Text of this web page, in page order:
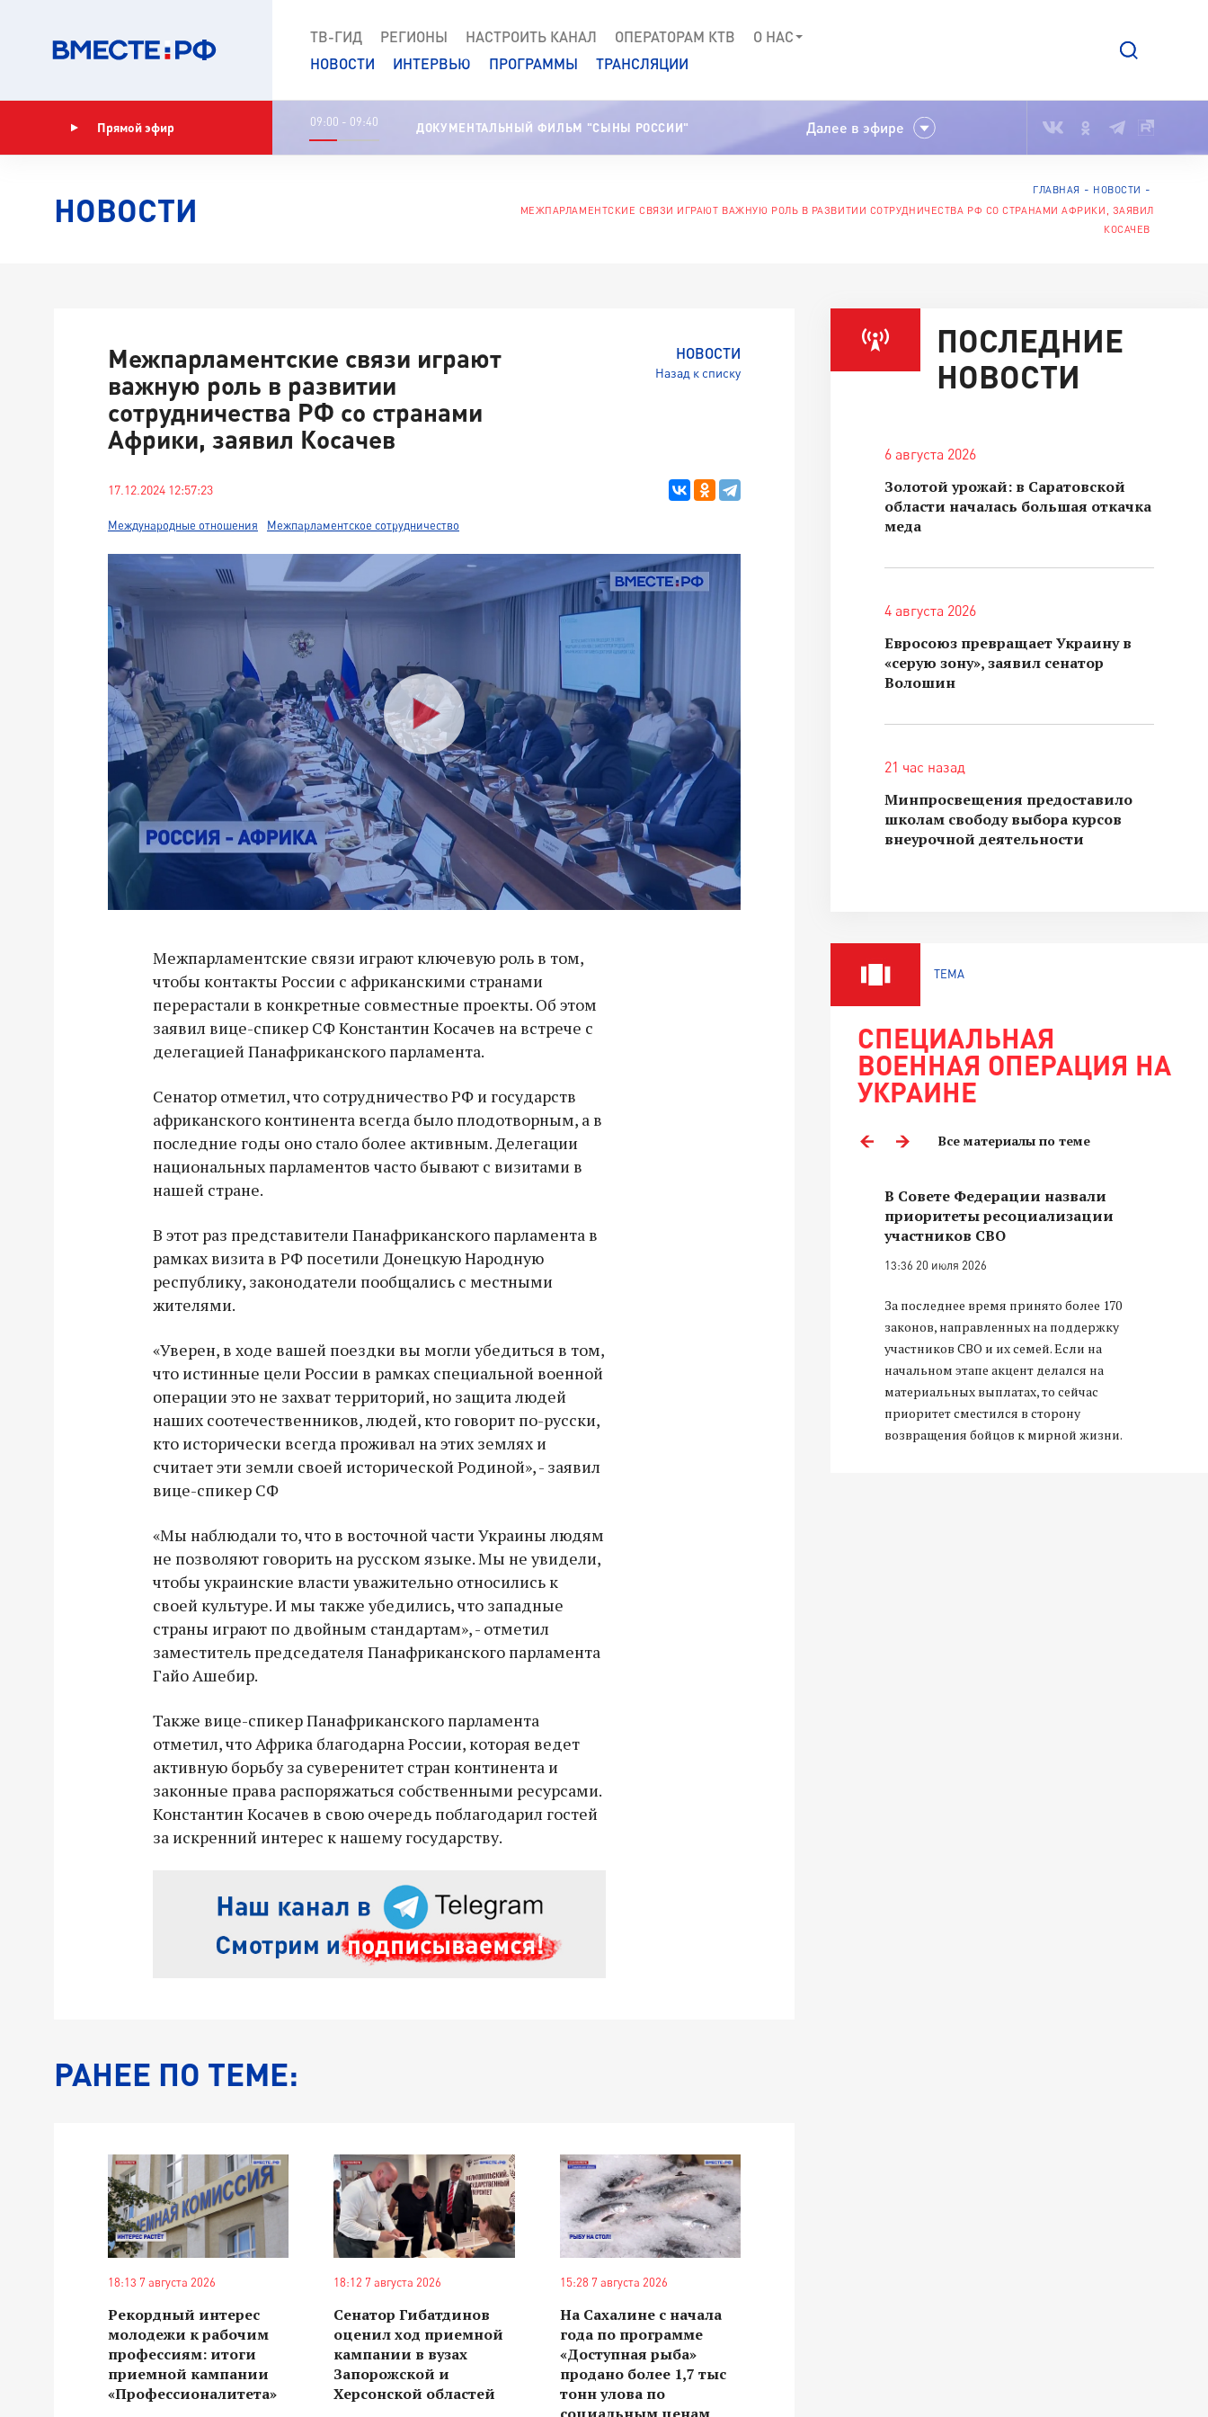
ТВ-ГИД РЕГИОНЫ НАСТРОИТЬ КАНАЛ ОПЕРАТОРАМ КТВ
О НАС
НОВОСТИ
ИНТЕРВЬЮ ПРОГРАММЫ ТРАНСЛЯЦИИ
Прямой эфир 09:00 - 09:40 ДОКУМЕНТАЛЬНЫЙ ФИЛЬМ "СЫНЫ РОССИИ" Далее в эфире
НОВОСТИ
ГЛАВНАЯ
НОВОСТИ
МЕЖПАРЛАМЕНТСКИЕ СВЯЗИ ИГРАЮТ ВАЖНУЮ РОЛЬ В РАЗВИТИИ СОТРУДНИЧЕСТВА РФ СО СТРАНАМИ АФРИКИ, ЗАЯВИЛ
КОСАЧЕВ
НОВОСТИ
Назад к списку
Межпарламентские связи играют
важную роль в развитии
сотрудничества РФ со странами
Африки, заявил Косачев
17.12.2024 12:57:23
Международные отношения Межпарламентское сотрудничество
Межпарламентские связи играют ключевую роль в том,
чтобы контакты России с африканскими странами
перерастали в конкретные совместные проекты. Об этом
заявил вице-спикер СФ Константин Косачев на встрече с
делегацией Панафриканского парламента.
Сенатор отметил, что сотрудничество РФ и государств
африканского континента всегда было плодотворным, а в
последние годы оно стало более активным. Делегации
национальных парламентов часто бывают с визитами в
нашей стране.
В этот раз представители Панафриканского парламента в
рамках визита в РФ посетили Донецкую Народную
республику, законодатели пообщались с местными
жителями.
«Уверен, в ходе вашей поездки вы могли убедиться в том,
что истинные цели России в рамках специальной военной
операции это не захват территорий, но защита людей
наших соотечественников, людей, кто говорит по-русски,
кто исторически всегда проживал на этих землях и
считает эти земли своей исторической Родиной», - заявил
вице-спикер СФ
«Мы наблюдали то, что в восточной части Украины людям
не позволяют говорить на русском языке. Мы не увидели,
чтобы украинские власти уважительно относились к
своей культуре. И мы также убедились, что западные
страны играют по двойным стандартам», - отметил
заместитель председателя Панафриканского парламента
Гайо Ашебир.
Также вице-спикер Панафриканского парламента
отметил, что Африка благодарна России, которая ведет
активную борьбу за суверенитет стран континента и
законные права распоряжаться собственными ресурсами.
Константин Косачев в свою очередь поблагодарил гостей
за искренний интерес к нашему государству.
РАНЕЕ ПО ТЕМЕ:
18:13 7 августа 2026
Рекордный интерес
молодежи к рабочим
профессиям: итоги
приемной кампании
«Профессионалитета»
18:12 7 августа 2026
Сенатор Гибатдинов
оценил ход приемной
кампании в вузах
Запорожской и
Херсонской областей
15:28 7 августа 2026
На Сахалине с начала
года по программе
«Доступная рыба»
продано более 1,7 тыс
тонн улова по
ПОСЛЕДНИЕ
НОВОСТИ
6 августа 2026
Золотой урожай: в Саратовской
области началась большая откачка
меда
4 августа 2026
Евросоюз превращает Украину в
«серую зону», заявил сенатор
Волошин
21 час назад
Минпросвещения предоставило
школам свободу выбора курсов
внеурочной деятельности
ТЕМА
СПЕЦИАЛЬНАЯ
ВОЕННАЯ ОПЕРАЦИЯ НА
УКРАИНЕ
Все материалы по теме
18:30 10 сентября 2025
Владимир Якушев сопровождает грузы
В Совете Федерации назвали
приоритеты ресоциализации
участников СВО
13:36 20 июля 2026
За последнее время принято более 170
законов, направленных на поддержку
участников СВО и их семей. Если на
начальном этапе акцент делался на
материальных выплатах, то сейчас
приоритет сместился в сторону
возвращения бойцов к мирной жизни.